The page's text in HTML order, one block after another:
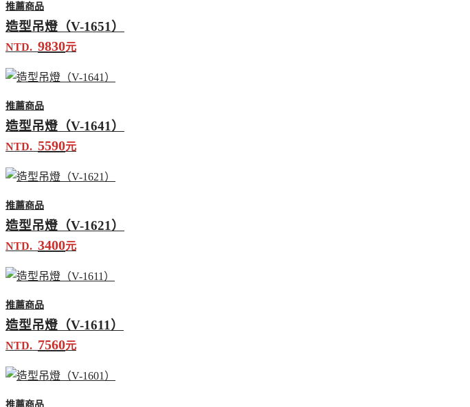
推薦商品
造型吊燈（V-1651）
NTD. 9830元
推薦商品
造型吊燈（V-1641）
NTD. 5590元
推薦商品
造型吊燈（V-1621）
NTD. 3400元
推薦商品
造型吊燈（V-1611）
NTD. 7560元
推薦商品